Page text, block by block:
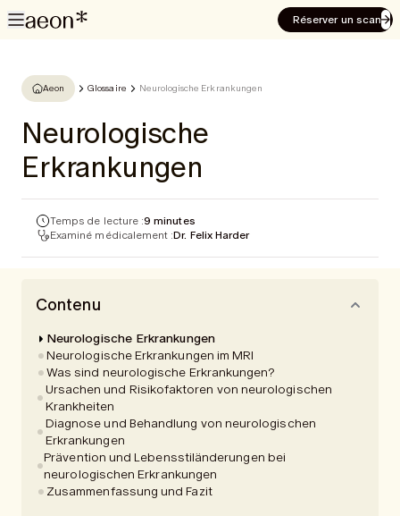
Réserver un scan
Aeon Glossaire Neurologische Erkrankungen
Neurologische
Erkrankungen
Temps de lecture :9 minutes
Examiné médicalement :Dr. Felix Harder
Contenu
Neurologische Erkrankungen
Neurologische Erkrankungen im MRI
Was sind neurologische Erkrankungen?
Ursachen und Risikofaktoren von neurologischen
Krankheiten
Diagnose und Behandlung von neurologischen
Erkrankungen
Prävention und Lebensstiländerungen bei
neurologischen Erkrankungen
Zusammenfassung und Fazit